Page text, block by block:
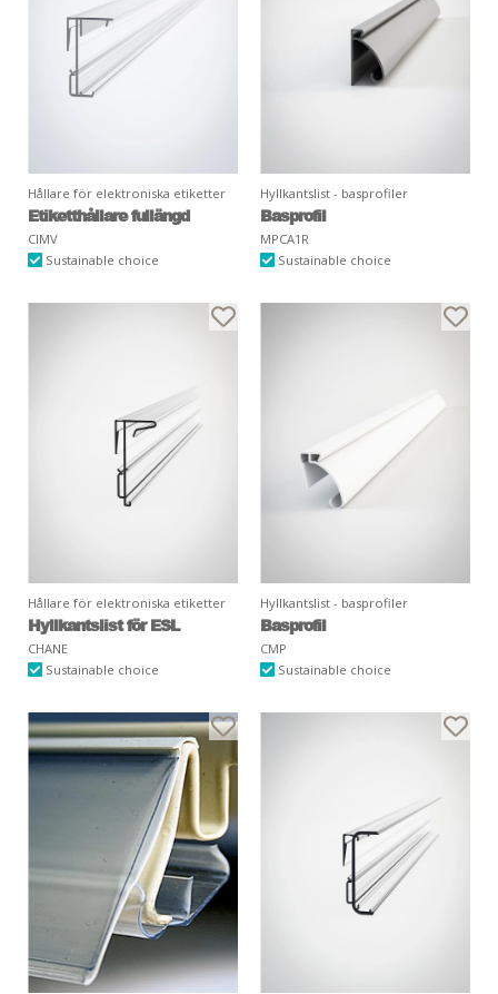
Hållare för elektroniska etiketter
Etiketthållare fullängd
CIMV
Sustainable choice
Hyllkantslist - basprofiler
Basprofil
MPCA1R
Sustainable choice
Hållare för elektroniska etiketter
Hyllkantslist för ESL
CHANE
Sustainable choice
Hyllkantslist - basprofiler
Basprofil
CMP
Sustainable choice